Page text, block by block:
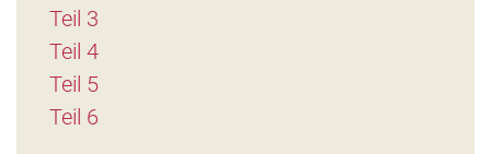
Teil 3
Teil 4
Teil 5
Teil 6